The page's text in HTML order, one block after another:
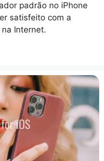
padrão no iPhone
satisfeito com a
Internet.